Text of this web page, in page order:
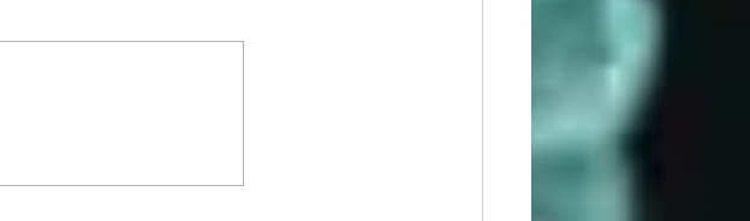
Waksman Awardee, Dr. Martin